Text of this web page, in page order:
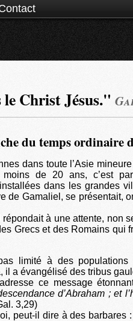
le Christ Jésus."
du temps ordinaire
dans toute l’Asie
de 20 ans, c’est
dans les grandes
de Gamaliel, se présentait,
à une attente, non
Grecs et des Romains qui
limité à des populations
a évangélisé des tribus
ce message
d’Abraham ; et
3,29)
peut-il dire à des barbares